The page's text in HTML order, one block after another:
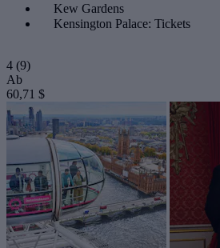
Kew Gardens
Kensington Palace: Tickets
4 (9)
Ab
60,71 $